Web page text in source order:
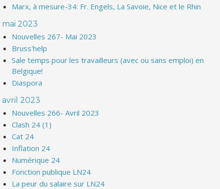
Marx, à mesure-34: Fr. Engels, La Savoie, Nice et le Rhin
mai 2023
Nouvelles 267- Mai 2023
Bruss'help
Sale temps pour les travailleurs (avec ou sans emploi) en
Belgique!
Diaspora
avril 2023
Nouvelles 266- Avril 2023
Clash 24 (1)
Cat 24
Inflation 24
Numérique 24
Fonction publique LN24
La peur du salaire sur LN24